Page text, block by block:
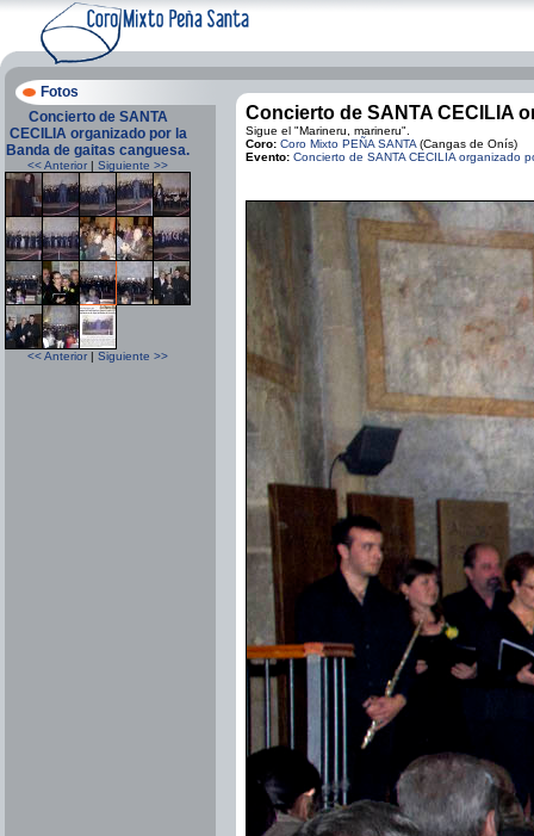
Fotos
Concierto de SANTA
CECILIA organizado por la
Banda de gaitas canguesa.
<< Anterior | Siguiente >>
<< Anterior | Siguiente >>
Concierto de SANTA CECILIA
Sigue el "Marineru, marineru".
Coro: Coro Mixto PEÑA SANTA (Cangas de Onís)
Evento: Concierto de SANTA CECILIA organizado